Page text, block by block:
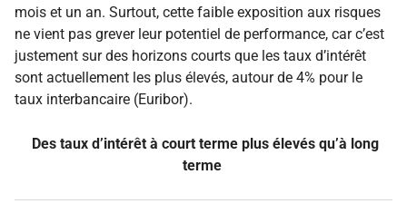
mois et un an. Surtout, cette faible exposition aux risques
ne vient pas grever leur potentiel de performance, car c’est
justement sur des horizons courts que les taux d’intérêt
sont actuellement les plus élevés, autour de 4% pour le
taux interbancaire (Euribor).
Des taux d’intérêt à court terme plus élevés qu’à long
terme